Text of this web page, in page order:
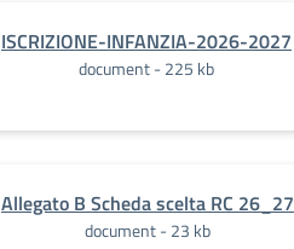
ISCRIZIONE-INFANZIA-2026-2027
document - 225 kb
Allegato B Scheda scelta RC 26_27
document - 23 kb